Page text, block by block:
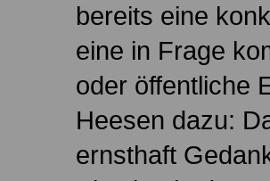
bereits eine
eine in Frage
oder öffentliche
Heesen dazu:
ernsthaft